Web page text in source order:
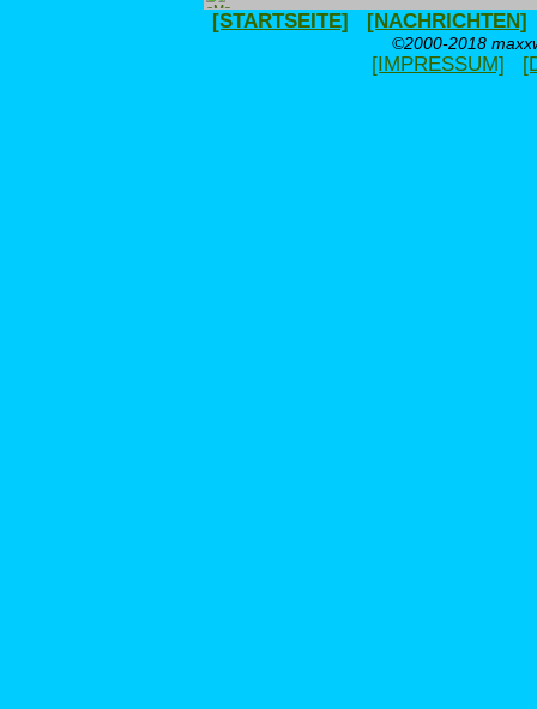
[STARTSEITE] [NACHRICHTEN]
©2000-2018
[IMPRESSUM]